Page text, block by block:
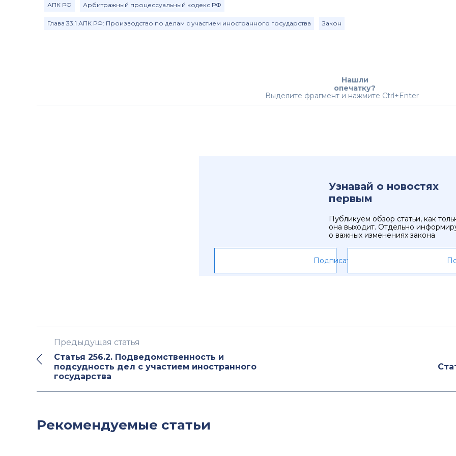
АПК РФ Арбитражный процессуальный кодекс РФ
Глава 33.1 АПК РФ: Производство по делам с участием иностранного государства Закон
Нашли
опечатку?
Выделите фрагмент и нажмите Ctrl+Enter
Узнавай о новостях
первым
Публикуем обзор статьи, как
она выходит. Отдельно
о важных изменениях закона
Подписаться
Предыдущая статья
Статья 256.2. Подведомственность и
подсудность дел с участием иностранного
государства
Рекомендуемые статьи